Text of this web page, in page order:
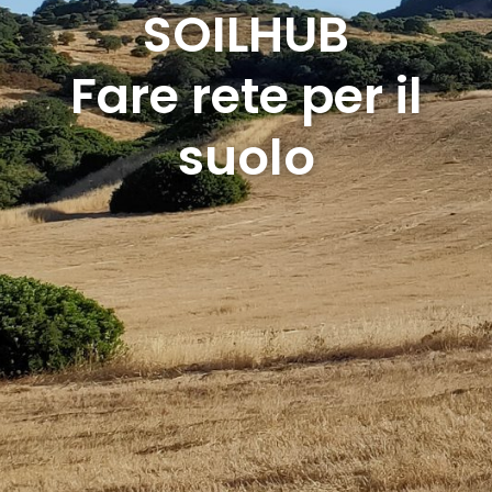
SOILHUB
Fare rete per il
suolo